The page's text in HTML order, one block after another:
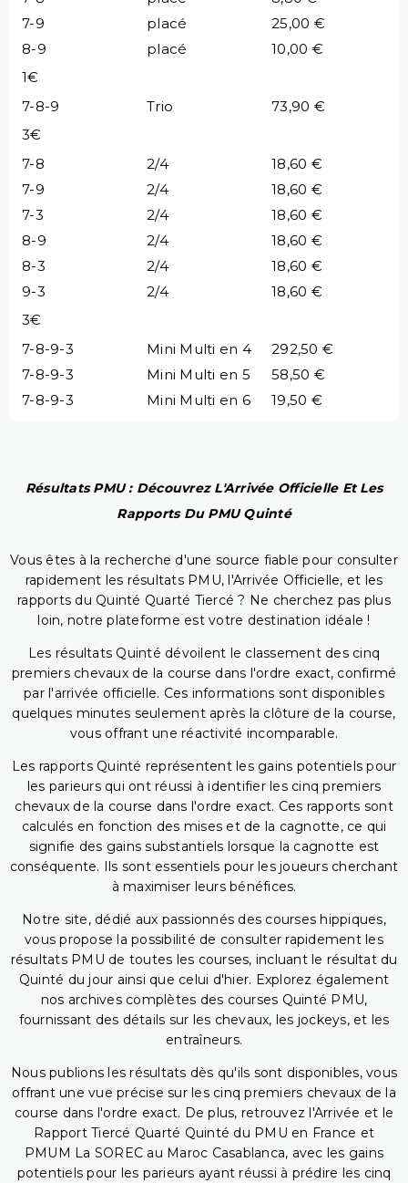
7-9
placé
25,00 €
8-9
placé
10,00 €
1€
7-8-9
Trio
73,90 €
3€
7-8
2/4
18,60 €
7-9
2/4
18,60 €
7-3
2/4
18,60 €
8-9
2/4
18,60 €
8-3
2/4
18,60 €
9-3
2/4
18,60 €
3€
7-8-9-3
Mini Multi en 4
292,50 €
7-8-9-3
Mini Multi en 5
58,50 €
7-8-9-3
Mini Multi en 6 19,50 €
Résultats PMU : Découvrez L'Arrivée Officielle Et Les
Rapports Du PMU Quinté
Vous êtes à la recherche d'une source fiable pour consulter
rapidement les résultats PMU, l'Arrivée Officielle, et les
rapports du Quinté Quarté Tiercé ? Ne cherchez pas plus
loin, notre plateforme est votre destination idéale !
Les résultats Quinté dévoilent le classement des cinq
premiers chevaux de la course dans l'ordre exact, confirmé
par l'arrivée officielle. Ces informations sont disponibles
quelques minutes seulement après la clôture de la course,
vous offrant une réactivité incomparable.
Les rapports Quinté représentent les gains potentiels pour
les parieurs qui ont réussi à identifier les cinq premiers
chevaux de la course dans l'ordre exact. Ces rapports sont
calculés en fonction des mises et de la cagnotte, ce qui
signifie des gains substantiels lorsque la cagnotte est
conséquente. Ils sont essentiels pour les joueurs cherchant
à maximiser leurs bénéfices.
Notre site, dédié aux passionnés des courses hippiques,
vous propose la possibilité de consulter rapidement les
résultats PMU de toutes les courses, incluant le résultat du
Quinté du jour ainsi que celui d'hier. Explorez également
nos archives complètes des courses Quinté PMU,
fournissant des détails sur les chevaux, les jockeys, et les
entraîneurs.
Nous publions les résultats dès qu'ils sont disponibles, vous
offrant une vue précise sur les cinq premiers chevaux de la
course dans l'ordre exact. De plus, retrouvez l'Arrivée et le
Rapport Tiercé Quarté Quinté du PMU en France et
PMUM La SOREC au Maroc Casablanca, avec les gains
potentiels pour les parieurs ayant réussi à prédire les cinq